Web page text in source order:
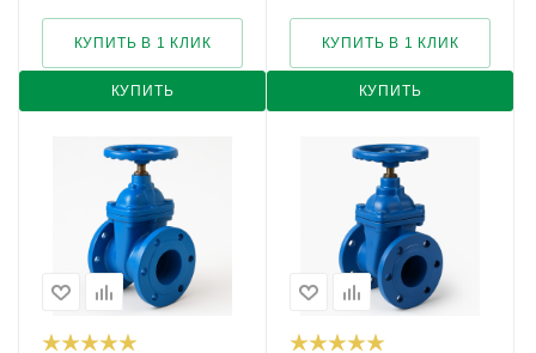
КУПИТЬ
КУПИТЬ В 1 КЛИК
КУПИТЬ
КУПИТЬ В 1 КЛИК